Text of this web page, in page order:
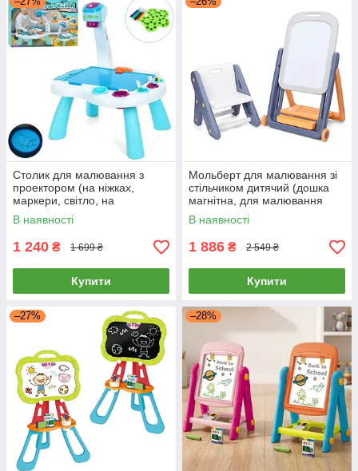
Столик для малювання з
проектором (на ніжках,
маркери, світло, на
батарейці, в коробці) 628-117
В наявності
1 240 ₴ 1 699 ₴
Купити
Мольберт для малювання зі
стільчиком дитячий (дошка
магнітна, для малювання
маркером 33-47.5см, 2
колеса, в коробці) QC-BB03
В наявності
1 886 ₴ 2 549 ₴
Купити
–27% –28%